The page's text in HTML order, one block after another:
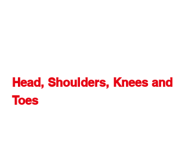
Head, Shoulders, Knees and
Toes